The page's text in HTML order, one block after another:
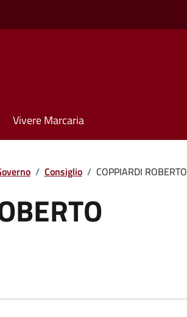
Vivere Marcaria
/ Consiglio / COPPIARDI ROBERTO